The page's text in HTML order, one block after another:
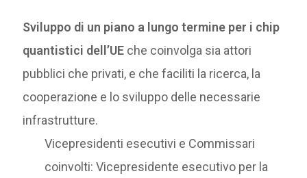
Sviluppo di un piano a lungo termine per i chip
quantistici dell’UE che coinvolga sia attori
pubblici che privati, e che faciliti la ricerca, la
cooperazione e lo sviluppo delle necessarie
infrastrutture.
Vicepresidenti esecutivi e Commissari
coinvolti: Vicepresidente esecutivo per la